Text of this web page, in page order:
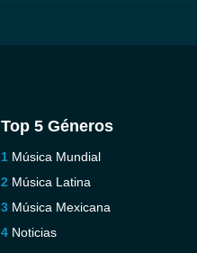
Top 5 Géneros
Música Mundial
Música Latina
Música Mexicana
Noticias